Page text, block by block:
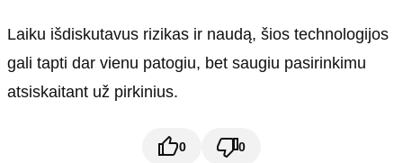
Laiku išdiskutavus rizikas ir naudą, šios technologijos
gali tapti dar vienu patogiu, bet saugiu pasirinkimu
atsiskaitant už pirkinius.
0 0